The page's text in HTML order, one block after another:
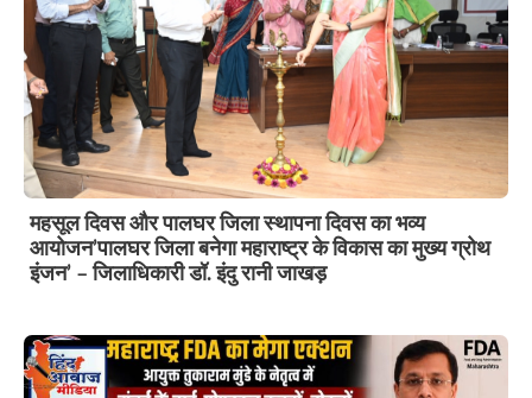
महसूल दिवस और पालघर जिला स्थापना दिवस का भव्य
आयोजन’पालघर जिला बनेगा महाराष्ट्र के विकास का मुख्य ग्रोथ
इंजन’ – जिलाधिकारी डॉ. इंदु रानी जाखड़